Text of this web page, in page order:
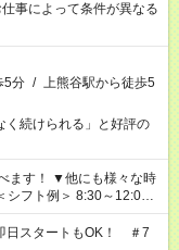
事によって条件が異なる
5分 / 上熊谷駅から徒歩5
く続けられる」と好評の
様々な時
シフト例＞ 8:30～12:00
6:00 など
スタートもOK！ ＃7